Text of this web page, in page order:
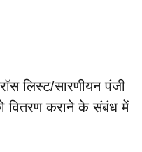
लिस्ट/सारणीयन पंजी
को वितरण कराने के संबंध में